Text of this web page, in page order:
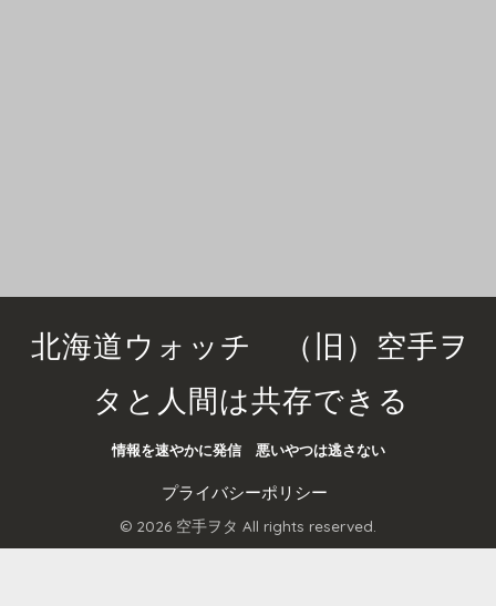
北海道ウォッチ （旧）空手ヲ
タと人間は共存できる
情報を速やかに発信 悪いやつは逃さない
プライバシーポリシー
© 2026 空手ヲタ All rights reserved.